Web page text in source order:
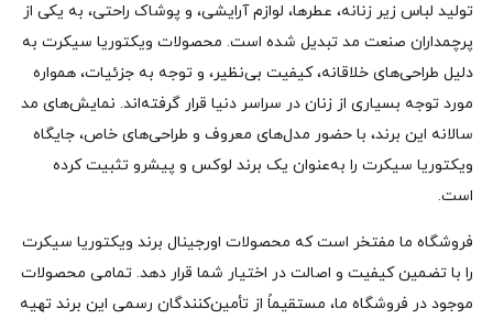
تولید لباس زیر زنانه، عطرها، لوازم آرایشی، و پوشاک راحتی، به یکی از
پرچمداران صنعت مد تبدیل شده است. محصولات ویکتوریا سیکرت به
دلیل طراحی‌های خلاقانه، کیفیت بی‌نظیر، و توجه به جزئیات، همواره
مورد توجه بسیاری از زنان در سراسر دنیا قرار گرفته‌اند. نمایش‌های مد
سالانه این برند، با حضور مدل‌های معروف و طراحی‌های خاص، جایگاه
ویکتوریا سیکرت را به‌عنوان یک برند لوکس و پیشرو تثبیت کرده
است.
فروشگاه ما مفتخر است که محصولات اورجینال برند ویکتوریا سیکرت
را با تضمین کیفیت و اصالت در اختیار شما قرار دهد. تمامی محصولات
موجود در فروشگاه ما، مستقیماً از تأمین‌کنندگان رسمی این برند تهیه